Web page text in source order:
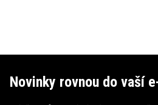
Novinky rovnou do vaší